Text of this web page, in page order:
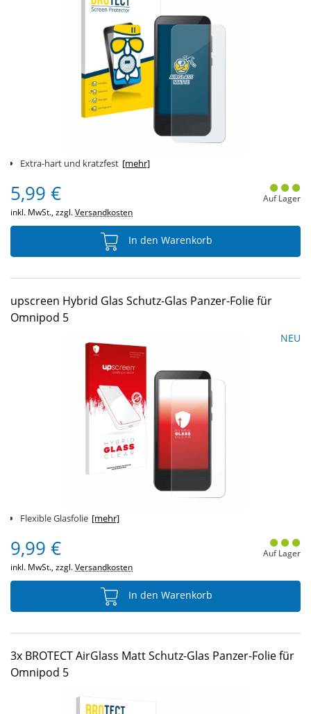
Extra-hart und kratzfest [mehr]
5,99 €
inkl. MwSt., zzgl.Versandkosten
Auf Lager
In den Warenkorb
upscreen Hybrid Glas Schutz-Glas Panzer-Folie für
Omnipod 5
NEU
Flexible Glasfolie [mehr]
9,99 €
inkl. MwSt., zzgl.Versandkosten
Auf Lager
In den Warenkorb
3x BROTECT AirGlass Matt Schutz-Glas Panzer-Folie für
Omnipod 5